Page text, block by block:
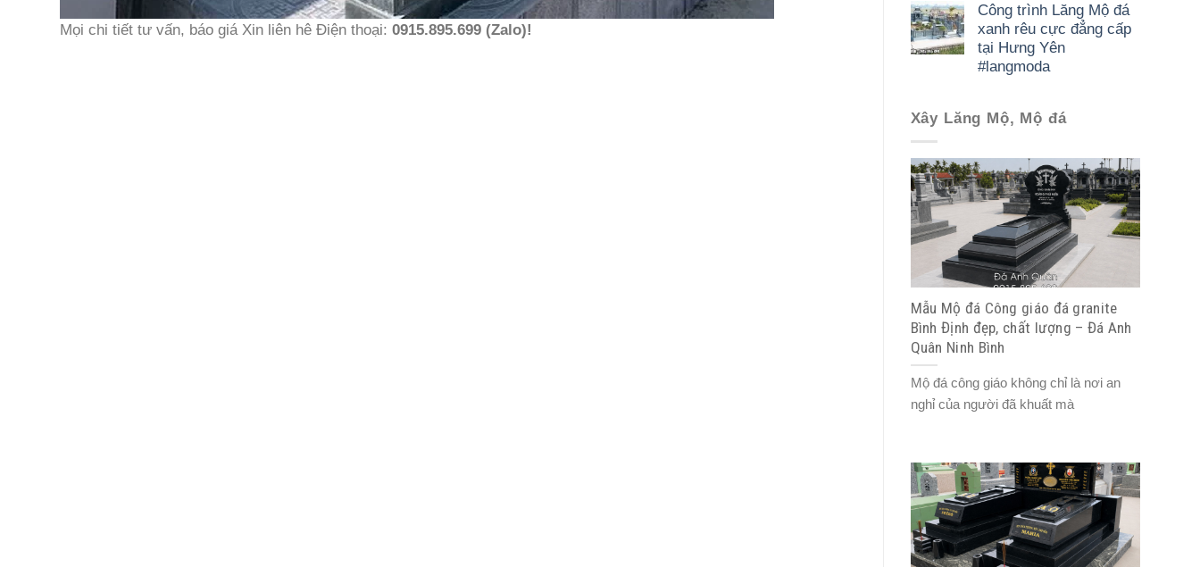
Công trình Lăng Mộ đá
xanh rêu cực đẳng cấp
tại Hưng Yên
#langmoda
Xây Lăng Mộ, Mộ đá
Mẫu Mộ đá Công giáo đá granite
Bình Định đẹp, chất lượng – Đá Anh
Quân Ninh Bình
Mộ đá công giáo không chỉ là nơi an
nghỉ của người đã khuất mà
Mọi chi tiết tư vấn, báo giá Xin liên hê Điện thoại: 0915.895.699 (Zalo)!